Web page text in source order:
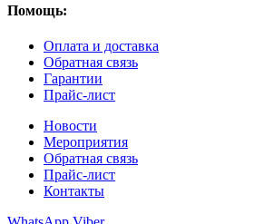
Помощь:
Оплата и доставка
Обратная связь
Гарантии
Прайс-лист
Новости
Мероприятия
Обратная связь
Прайс-лист
Контакты